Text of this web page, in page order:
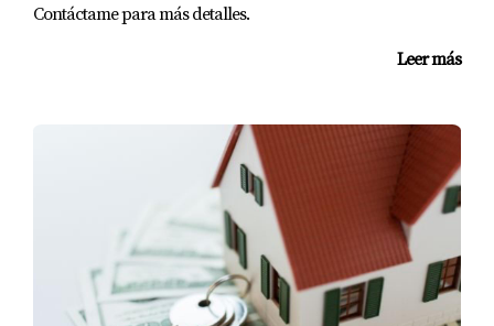
Contáctame para más detalles.
Leer más